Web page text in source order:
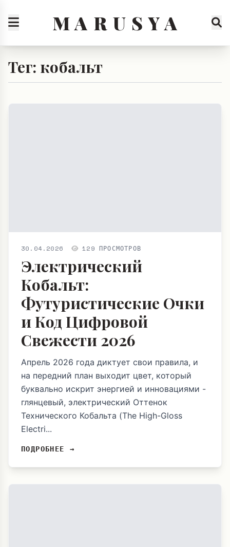
M A R U S Y A
Тег: кобальт
30.04.2026 129 ПРОСМОТРОВ
Электрический
Кобальт:
Футуристические Очки
и Код Цифровой
Свежести 2026
Апрель 2026 года диктует свои правила, и
на передний план выходит цвет, который
буквально искрит энергией и инновациями -
глянцевый, электрический Оттенок
Технического Кобальта (The High-Gloss
Electri...
ПОДРОБНЕЕ →